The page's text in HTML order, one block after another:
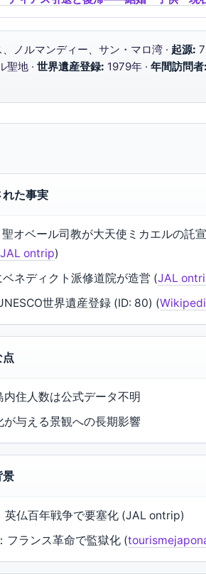
ノルマンディー、サン・マロ湾 · 起源:
聖地 · 世界遺産登録: 1979年 · 年間訪問
れた事実
オベール司教が大天使ミカエルの託
JAL ontrip)
ネディクト派修道院が造営 (JAL
世界遺産登録 (ID: 80) (
点
内住人数は公式データ不明
が与える景観への長期影響
景
英仏百年戦争で要塞化 (JAL ontrip)
フランス革命で監獄化 (